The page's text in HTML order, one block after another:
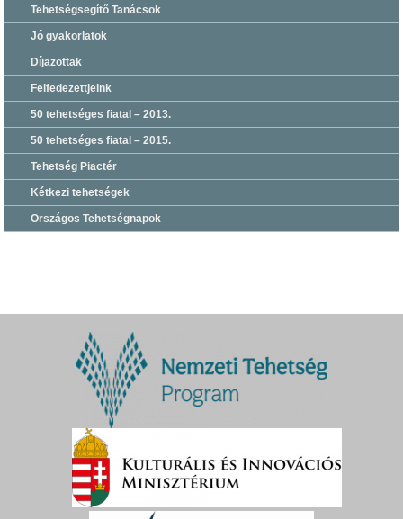
Tehetségsegítő Tanácsok
Jó gyakorlatok
Díjazottak
Felfedezettjeink
50 tehetséges fiatal – 2013.
50 tehetséges fiatal – 2015.
Tehetség Piactér
Kétkezi tehetségek
Országos Tehetségnapok